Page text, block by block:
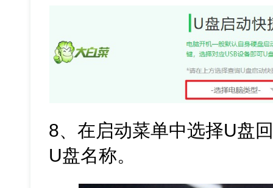
8、在启动菜单中选择U盘
U盘名称。